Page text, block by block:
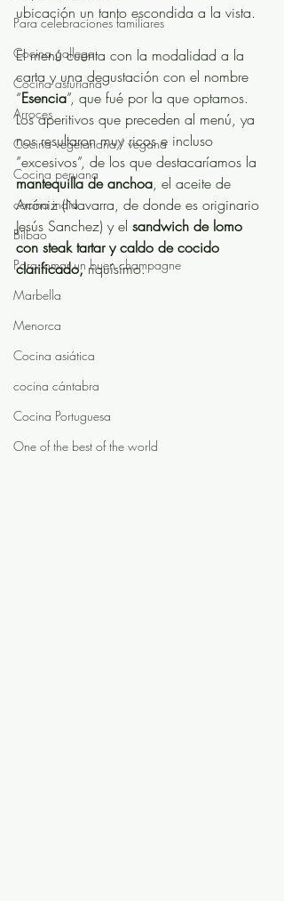
Para celebraciones familiares
Cocina gallega
Cocina asturiana
Arroces
Cocina vegetariana/ vegana
Cocina peruana
cocina india
Bilbao
Para tomar un buen champagne
Marbella
Menorca
Cocina asiática
cocina cántabra
Cocina Portuguesa
One of the best of the world
ubicación un tanto escondida a la vista.
El menú cuenta con la modalidad a la
carta y una degustación con el nombre
“Esencia”, que fué por la que optamos.
Los aperitivos que preceden al menú, ya
nos resultaron muy ricos e incluso
”excesivos”, de los que destacaríamos la
mantequilla de anchoa, el aceite de
Arróniz (Navarra, de donde es originario
Jesús Sanchez) y el sandwich de lomo
con steak tartar y caldo de cocido
clarificado, riquísimo.